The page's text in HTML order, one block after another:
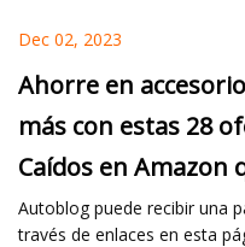
Dec 02, 2023
Ahorre en
más con estas 28
Caídos en Amazon
Autoblog puede recibir una
través de enlaces en esta